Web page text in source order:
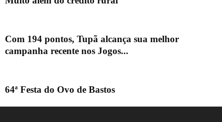
Com 194 pontos, Tupã alcança sua melhor
campanha recente nos Jogos...
64ª Festa do Ovo de Bastos